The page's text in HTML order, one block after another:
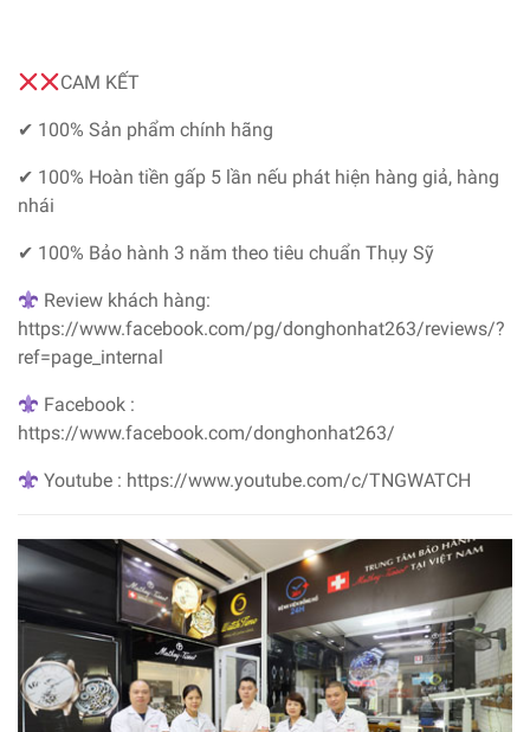
CAM KẾT
✔ 100% Sản phẩm chính hãng
✔ 100% Hoàn tiền gấp 5 lần nếu phát hiện hàng giả, hàng
nhái
✔ 100% Bảo hành 3 năm theo tiêu chuẩn Thụy Sỹ
Review khách hàng:
https://www.facebook.com/pg/donghonhat263/reviews/?
ref=page_internal
Facebook :
https://www.facebook.com/donghonhat263/
Youtube : https://www.youtube.com/c/TNGWATCH